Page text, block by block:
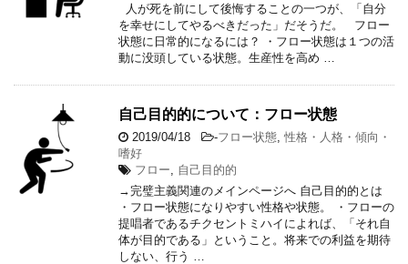
人が死を前にして後悔することの一つが、「自分
を幸せにしてやるべきだった」だそうだ。 フロー
状態に日常的になるには？ ・フロー状態は１つの活
動に没頭している状態。生産性を高め …
自己目的的について：フロー状態
2019/04/18 -フロー状態 性格・人格・傾向・
嗜好
フロー
自己目的的
→完璧主義関連のメインページへ 自己目的的とは
・フロー状態になりやすい性格や状態。 ・フローの
提唱者であるチクセントミハイによれば、「それ自
体が目的である」ということ。将来での利益を期待
しない、行う …